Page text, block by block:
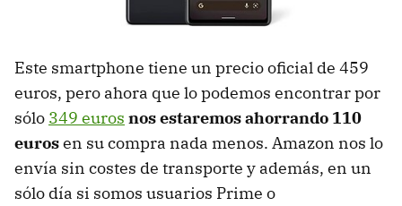
Este smartphone tiene un precio oficial de 459
euros, pero ahora que lo podemos encontrar por
sólo 349 euros nos estaremos ahorrando 110
eurosen su compra nada menos. Amazon nos lo
envía sin costes de transporte y además, en un
sólo día si somos usuarios Prime o